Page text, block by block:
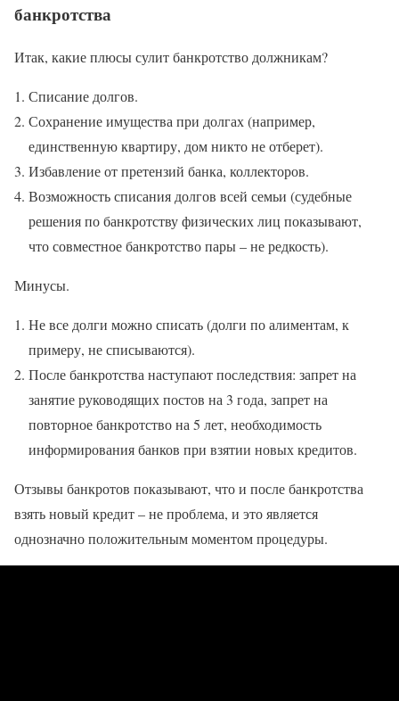
банкротства
Итак, какие плюсы сулит банкротство должникам?
Списание долгов.
Сохранение имущества при долгах (например,
единственную квартиру, дом никто не отберет).
Избавление от претензий банка, коллекторов.
Возможность списания долгов всей семьи (судебные
решения по банкротству физических лиц показывают,
что совместное банкротство пары – не редкость).
Минусы.
Не все долги можно списать (долги по алиментам, к
примеру, не списываются).
После банкротства наступают последствия: запрет на
занятие руководящих постов на 3 года, запрет на
повторное банкротство на 5 лет, необходимость
информирования банков при взятии новых кредитов.
Отзывы банкротов показывают, что и после банкротства
взять новый кредит – не проблема, и это является
однозначно положительным моментом процедуры.